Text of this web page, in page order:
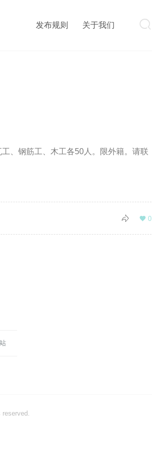

发布规则 关于我们
、钢筋工、木工各50人。限外籍。请联
 0
